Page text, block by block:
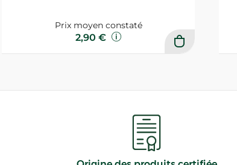
Prix moyen constaté
2,90 €